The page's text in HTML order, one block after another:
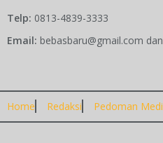
Telp: 0813-4839-3333
Email: bebasbaru@gmail.com
Home Redaksi Pedoman